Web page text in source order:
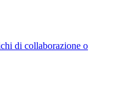
di collaborazione o